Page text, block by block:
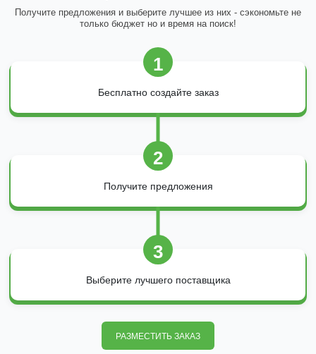
Получите предложения и выберите лучшее из них - сэкономьте не
только бюджет но и время на поиск!
1
Бесплатно создайте заказ
2
Получите предложения
3
Выберите лучшего поставщика
РАЗМЕСТИТЬ ЗАКАЗ